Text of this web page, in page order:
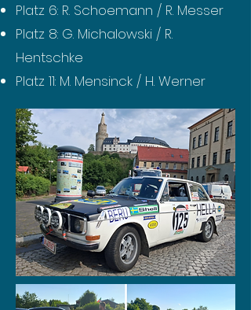
Platz 6: R. Schoemann / R. Messer
Platz 8: G. Michalowski / R.
Hentschke
Platz 11: M. Mensinck / H. Werner